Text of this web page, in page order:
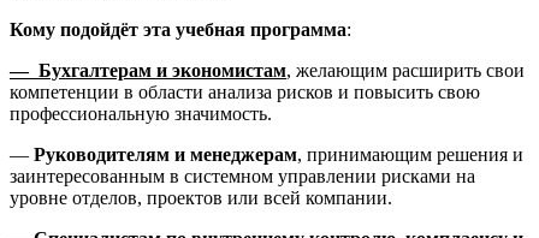
Кому подойдёт эта учебная программа:
— Бухгалтерам и экономистам, желающим расширить свои
компетенции в области анализа рисков и повысить свою
профессиональную значимость.
— Руководителям и менеджерам, принимающим решения и
заинтересованным в системном управлении рисками на
уровне отделов, проектов или всей компании.